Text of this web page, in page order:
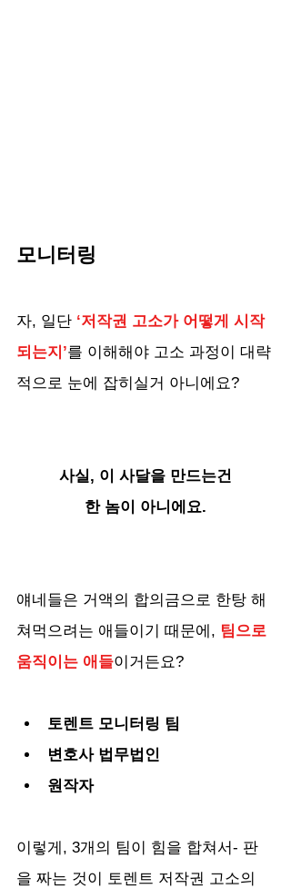
모니터링
자, 일단 ‘저작권 고소가 어떻게 시작
되는지’를 이해해야 고소 과정이 대략
적으로 눈에 잡히실거 아니에요?
사실, 이 사달을 만드는건
한 놈이 아니에요.
얘네들은 거액의 합의금으로 한탕 해
쳐먹으려는 애들이기 때문에, 팀으로
움직이는 애들이거든요?
토렌트 모니터링 팀
변호사 법무법인
원작자
이렇게, 3개의 팀이 힘을 합쳐서- 판
을 짜는 것이 토렌트 저작권 고소의